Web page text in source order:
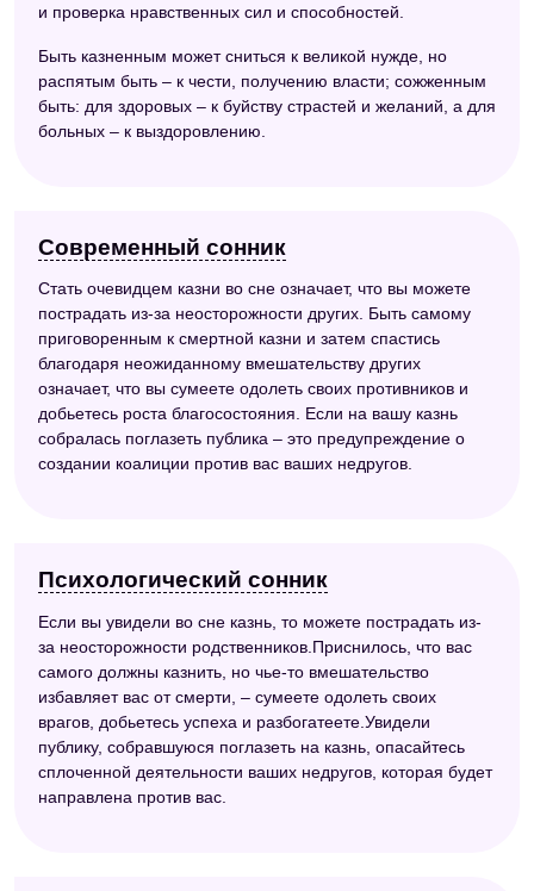
и проверка нравственных сил и способностей.
Быть казненным может сниться к великой нужде, но
распятым быть – к чести, получению власти; сожженным
быть: для здоровых – к буйству страстей и желаний, а для
больных – к выздоровлению.
Современный сонник
Стать очевидцем казни во сне означает, что вы можете
пострадать из-за неосторожности других. Быть самому
приговоренным к смертной казни и затем спастись
благодаря неожиданному вмешательству других
означает, что вы сумеете одолеть своих противников и
добьетесь роста благосостояния. Если на вашу казнь
собралась поглазеть публика – это предупреждение о
создании коалиции против вас ваших недругов.
Психологический сонник
Если вы увидели во сне казнь, то можете пострадать из-
за неосторожности родственников.Приснилось, что вас
самого должны казнить, но чье-то вмешательство
избавляет вас от смерти, – сумеете одолеть своих
врагов, добьетесь успеха и разбогатеете.Увидели
публику, собравшуюся поглазеть на казнь, опасайтесь
сплоченной деятельности ваших недругов, которая будет
направлена против вас.